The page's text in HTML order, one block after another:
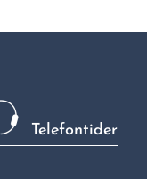
Telefontider